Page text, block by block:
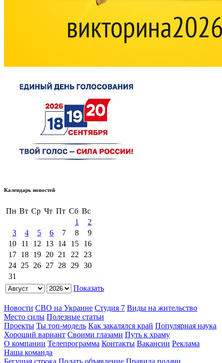
Календарь новостей
Пн Вт Ср Чт Пт Сб Вс
1
2
3
4 5 6 7 8
9
10
11 12 13 14 15
16
17 18 19 20 21 22
23
24 25 26 27 28 29 30
31
Показать
Новости СВО на Украине Студия 7 Виды на жительство
Место силы Полезные статьи
Проекты Ты топ-модель Как закалялся край Популярная наука
Хороший вариант Своими глазами Путь к храму
О компании Телепрограмма Контакты Вакансии Реклама
Наша команда
Бегущая строка Подать объявление Правила подачи